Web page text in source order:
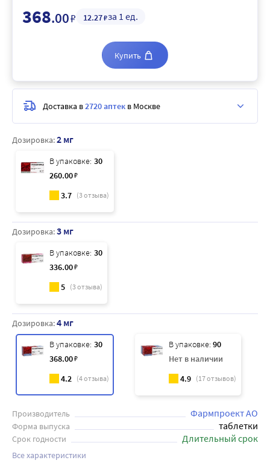
Дозировка:2 мг
В упаковке: 30
260.00₽
3.7 (3отзыва)
Дозировка:3 мг
В упаковке: 30
336.00₽
5 (3отзыва)
Дозировка:4 мг
В упаковке: 30
368.00₽
4.2 (4отзыва)
В упаковке: 90
Нет в наличии
4.9
(17отзывов)
Производитель Фармпроект АО
Форма выпуска таблетки
Срок годности Длительный срок
Все характеристики
368.00₽ 12.27₽за 1 ед.
Купить
Доставка в2720 аптек в Москве